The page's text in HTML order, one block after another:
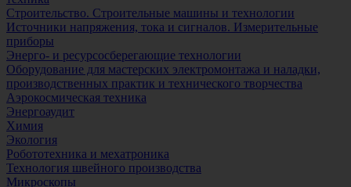
Строительство. Строительные машины и технологии
Источники напряжения, тока и сигналов. Измерительные
приборы
Энерго- и ресурсосберегающие технологии
Оборудование для мастерских электромонтажа и наладки,
производственных практик и технического творчества
Аэрокосмическая техника
Энергоаудит
Химия
Экология
Робототехника и мехатроника
Технология швейного производства
Микроскопы